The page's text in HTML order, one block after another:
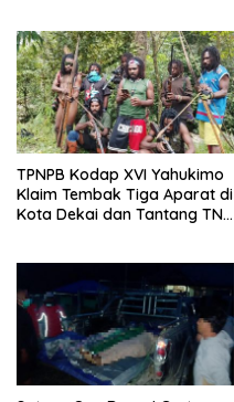
TPNPB Kodap XVI Yahukimo
Klaim Tembak Tiga Aparat di
Kota Dekai dan Tantang TNI-